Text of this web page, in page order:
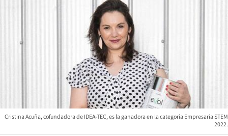
Cristina Acuña, cofundadora de IDEA-TEC, es la ganadora en la categoría Empresaria STEM
2022.